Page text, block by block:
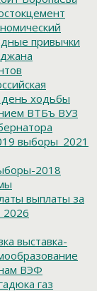
привычки
день ходьбы
ВТБъ ВУЗ
выборы_2021
2018
выплаты за
выставка-
ВЭФ
газ